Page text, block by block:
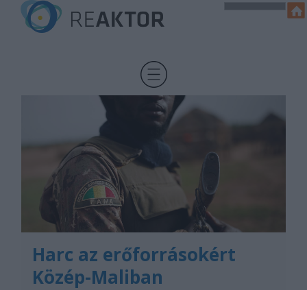
Harc az erőforrásokért
Közép-Maliban